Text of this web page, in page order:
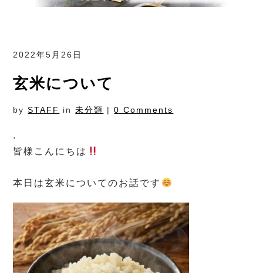
2022年5月26日
玄米について
bySTAFF in未分類 |0 Comments
.
皆様こんにちは
本日は玄米についてのお話です